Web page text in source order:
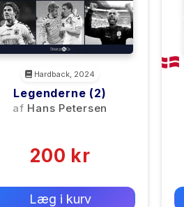
Hardback, 2024
Legenderne (2)
af Hans Petersen
200 kr
Læg i kurv